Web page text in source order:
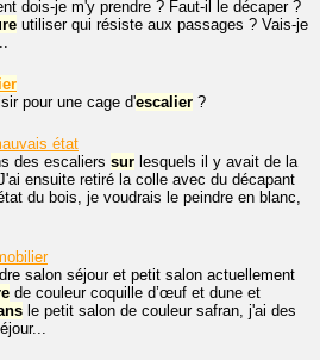
dois-je m'y prendre ? Faut-il le décaper ?
utiliser qui résiste aux passages ? Vais-je
pour une cage d'escalier ?
état
des escaliers sur lesquels il y avait de la
ensuite retiré la colle avec du décapant
du bois, je voudrais le peindre en blanc,
salon séjour et petit salon actuellement
de couleur coquille d’œuf et dune et
le petit salon de couleur safran, j'ai des